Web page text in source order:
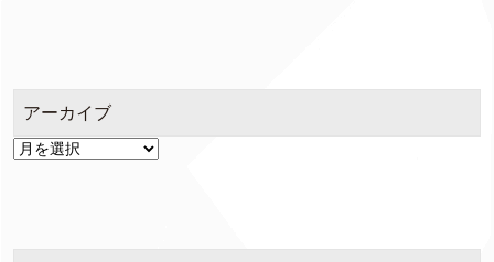
アーカイブ
ア